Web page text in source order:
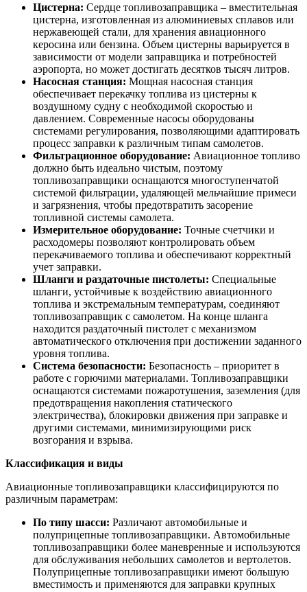
Цистерна: Сердце топливозаправщика – вместительная
цистерна, изготовленная из алюминиевых сплавов или
нержавеющей стали, для хранения авиационного
керосина или бензина. Объем цистерны варьируется в
зависимости от модели заправщика и потребностей
аэропорта, но может достигать десятков тысяч литров.
Насосная станция: Мощная насосная станция
обеспечивает перекачку топлива из цистерны к
воздушному судну с необходимой скоростью и
давлением. Современные насосы оборудованы
системами регулирования, позволяющими адаптировать
процесс заправки к различным типам самолетов.
Фильтрационное оборудование: Авиационное топливо
должно быть идеально чистым, поэтому
топливозаправщики оснащаются многоступенчатой
системой фильтрации, удаляющей мельчайшие примеси
и загрязнения, чтобы предотвратить засорение
топливной системы самолета.
Измерительное оборудование: Точные счетчики и
расходомеры позволяют контролировать объем
перекачиваемого топлива и обеспечивают корректный
учет заправки.
Шланги и раздаточные пистолеты: Специальные
шланги, устойчивые к воздействию авиационного
топлива и экстремальным температурам, соединяют
топливозаправщик с самолетом. На конце шланга
находится раздаточный пистолет с механизмом
автоматического отключения при достижении заданного
уровня топлива.
Система безопасности: Безопасность – приоритет в
работе с горючими материалами. Топливозаправщики
оснащаются системами пожаротушения, заземления (для
предотвращения накопления статического
электричества), блокировки движения при заправке и
другими системами, минимизирующими риск
возгорания и взрыва.
Классификация и виды
Авиационные топливозаправщики классифицируются по
различным параметрам:
По типу шасси: Различают автомобильные и
полуприцепные топливозаправщики. Автомобильные
топливозаправщики более маневренные и используются
для обслуживания небольших самолетов и вертолетов.
Полуприцепные топливозаправщики имеют большую
вместимость и применяются для заправки крупных